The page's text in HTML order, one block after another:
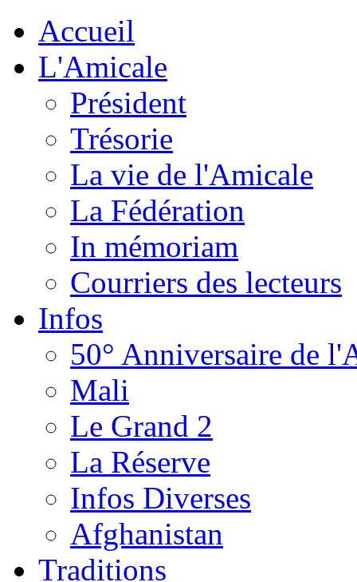
Accueil
L'Amicale
Président
Trésorie
La vie de l'Amicale
La Fédération
In mémoriam
Courriers des lecteurs
Infos
50° Anniversaire de
Mali
Le Grand 2
La Réserve
Infos Diverses
Afghanistan
Traditions